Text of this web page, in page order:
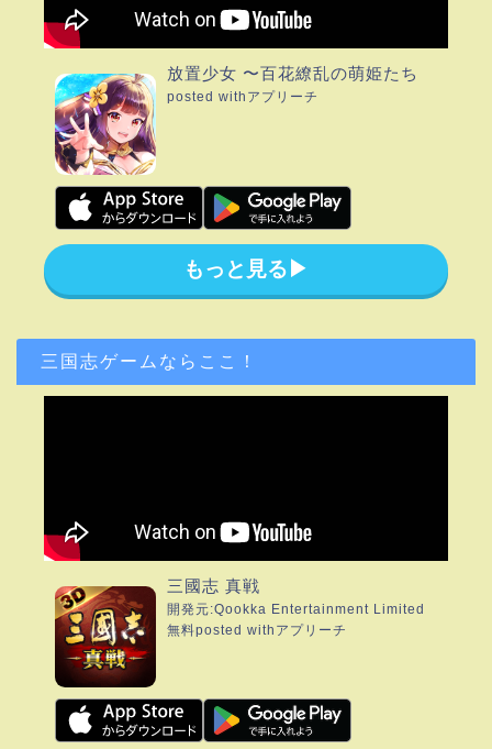
放置少女 〜百花繚乱の萌姫たち
posted with アプリーチ
もっと見る▶︎
三国志ゲームならここ！
三國志 真戦
開発元:Qookka Entertainment Limited
無料posted with アプリーチ